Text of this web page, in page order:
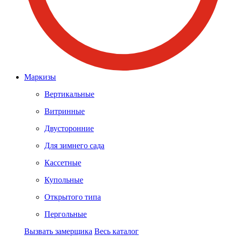
Маркизы
Вертикальные
Витринные
Двусторонние
Для зимнего сада
Кассетные
Купольные
Открытого типа
Пергольные
Вызвать замерщика Весь каталог